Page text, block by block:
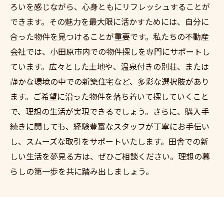
ろいを感じながら、心身ともにリフレッシュすることが
できます。その魅力を最大限に活かすためには、自分に
合った物件を見つけることが重要です。私たちの不動産
会社では、小田原市内での物件探しを専門にサポートし
ています。広々とした土地や、温泉付きの別荘、または
静かな環境の中での新築住宅など、多彩な選択肢があり
ます。ご希望に沿った物件を落ち着いて探していくこと
で、理想の生活が実現できるでしょう。さらに、購入手
続きに関しても、経験豊富なスタッフが丁寧にお手伝い
し、スムーズな取引をサポートいたします。田舎での新
しい生活を夢見る方は、ぜひご相談ください。理想の暮
らしの第一歩を共に踏み出しましょう。